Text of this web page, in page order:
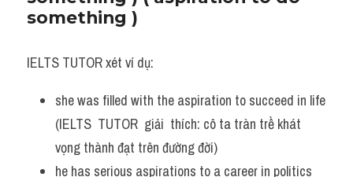
something )
IELTS TUTOR xét ví dụ:
she was filled with the aspiration to succeed in life
(IELTS  TUTOR  giải  thích: cô ta tràn trề khát
vọng thành đạt trên đường đời)
he has serious aspirations to a career in politics